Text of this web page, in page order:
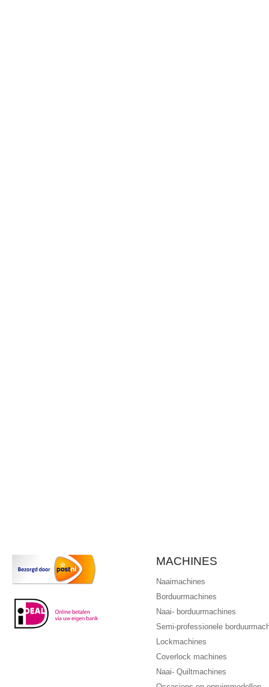
MACHINES
Naaimachines
Borduurmachines
Naai- borduurmachines
Semi-professionele
Lockmachines
Coverlock machines
Naai- Quiltmachines